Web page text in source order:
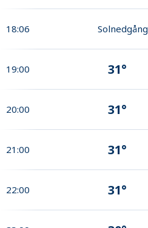
18:06 Solnedgång
19:00 31°
20:00 31°
21:00 31°
22:00 31°